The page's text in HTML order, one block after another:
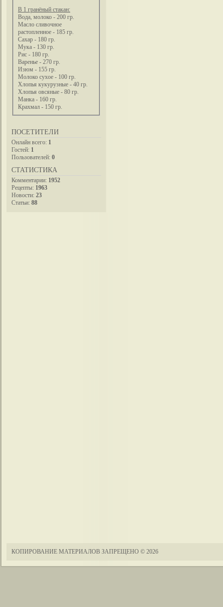
В 1 гранёный стакан:
Вода, молоко - 200 гр.
Масло сливочное
растопленное - 185 гр.
Сахар - 180 гр.
Мука - 130 гр.
Рис - 180 гр.
Варенье - 270 гр.
Изюм - 155 гр.
Молоко сухое - 100 гр.
Хлопья кукурузные - 40 гр.
Хлопья овсяные - 80 гр.
Манка - 160 гр.
Крахмал - 150 гр.
ПОСЕТИТЕЛИ
Онлайн всего: 1
Гостей: 1
Пользователей: 0
СТАТИСТИКА
Комментарии: 1952
Рецепты: 1963
Новости: 23
Статьи: 88
КОПИРОВАНИЕ МАТЕРИАЛОВ ЗАПРЕЩЕНО © 2026